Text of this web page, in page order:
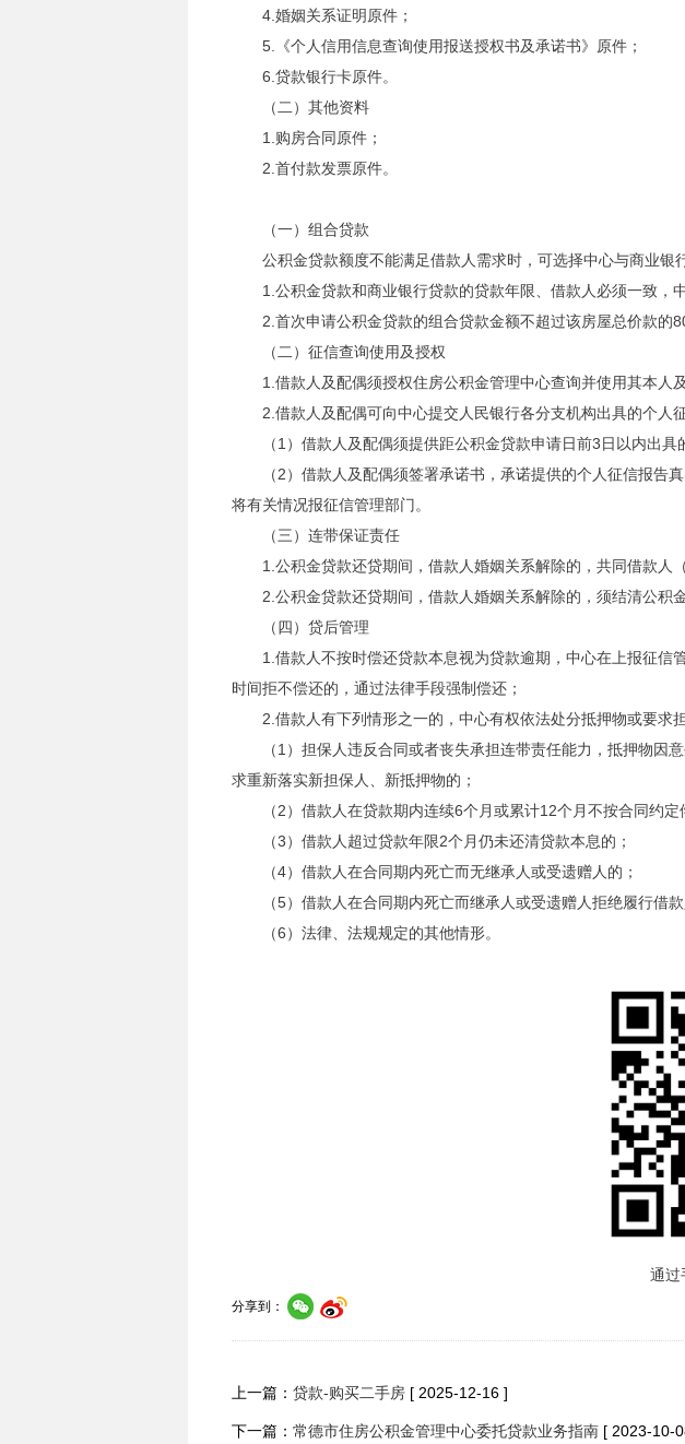
4.婚姻关系证明原件；
5.《个人信用信息查询使用报送授权书及承诺书》原件；
6.贷款银行卡原件。
（二）其他资料
1.购房合同原件；
2.首付款发票原件。
（一）组合贷款
公积金贷款额度不能满足借款人需求时，可选择中心与商业银
1.公积金贷款和商业银行贷款的贷款年限、借款人必须一致，
2.首次申请公积金贷款的组合贷款金额不超过该房屋总价款的
（二）征信查询使用及授权
1.借款人及配偶须授权住房公积金管理中心查询并使用其本人
2.借款人及配偶可向中心提交人民银行各分支机构出具的个人
（1）借款人及配偶须提供距公积金贷款申请日前3日以内出具
（2）借款人及配偶须签署承诺书，承诺提供的个人征信报
将有关情况报征信管理部门。
（三）连带保证责任
1.公积金贷款还贷期间，借款人婚姻关系解除的，共同借款人
2.公积金贷款还贷期间，借款人婚姻关系解除的，须结清公积
（四）贷后管理
1.借款人不按时偿还贷款本息视为贷款逾期，中心在上报征
时间拒不偿还的，通过法律手段强制偿还；
2.借款人有下列情形之一的，中心有权依法处分抵押物或要求
（1）担保人违反合同或者丧失承担连带责任能力，抵押物
求重新落实新担保人、新抵押物的；
（2）借款人在贷款期内连续6个月或累计12个月不按合同约定
（3）借款人超过贷款年限2个月仍未还清贷款本息的；
（4）借款人在合同期内死亡而无继承人或受遗赠人的；
（5）借款人在合同期内死亡而继承人或受遗赠人拒绝履行借
（6）法律、法规规定的其他情形。
通过
分享到：
上一篇： 贷款-购买二手房 [ 2025-12-16 ]
下一篇： 常德市住房公积金管理中心委托贷款业务指南 [ 2023-10-